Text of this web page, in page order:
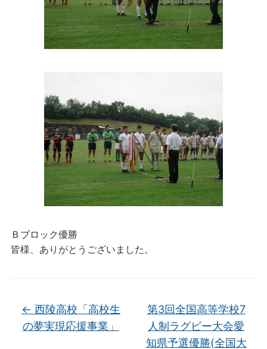
Ｂブロック優勝
皆様、ありがとうございました。
← 西陵高校「高校生
の夢実現応援事業」
第3回全国高等学校7
人制ラグビー大会愛
知県予選優勝(全国大